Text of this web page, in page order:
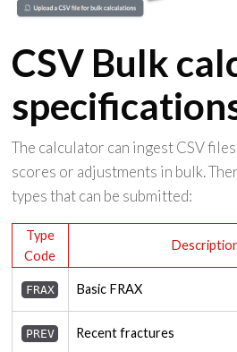
CSV Bulk
The calculator can ingest CSV
scores or adjustments in bulk.
types that can be submitted:
Type
Code
FRAX Basic FRAX
PREV Recent fractures